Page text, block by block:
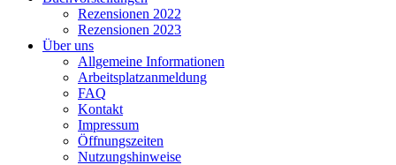
Rezensionen 2022
Rezensionen 2023
Über uns
Allgemeine Informationen
Arbeitsplatzanmeldung
FAQ
Kontakt
Impressum
Öffnungszeiten
Nutzungshinweise